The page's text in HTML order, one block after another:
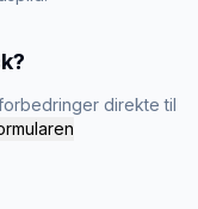
direkte til